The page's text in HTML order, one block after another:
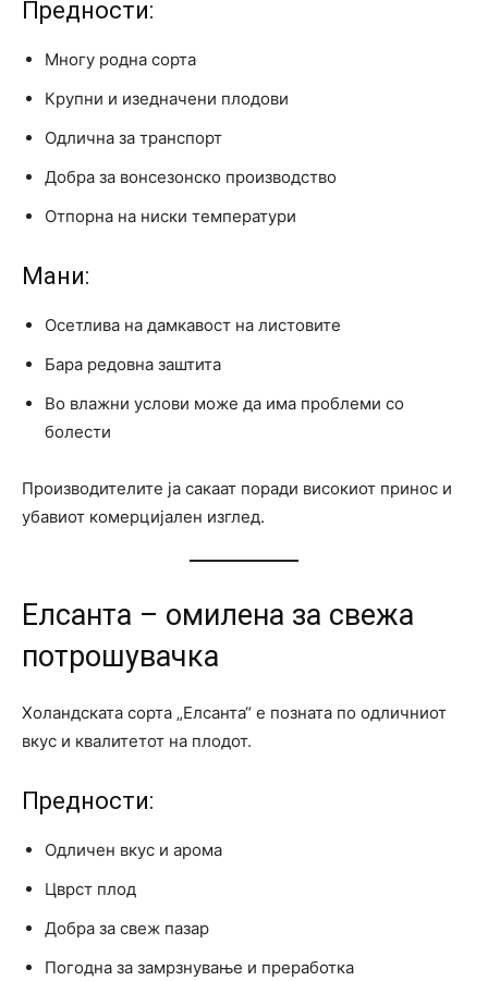
Предности:
Многу родна сорта
Крупни и изедначени плодови
Одлична за транспорт
Добра за вонсезонско производство
Отпорна на ниски температури
Мани:
Осетлива на дамкавост на листовите
Бара редовна заштита
Во влажни услови може да има проблеми со
болести
Производителите ја сакаат поради високиот принос и
убавиот комерцијален изглед.
Елсанта – омилена за свежа
потрошувачка
Холандската сорта „Елсанта“ е позната по одличниот
вкус и квалитетот на плодот.
Предности:
Одличен вкус и арома
Цврст плод
Добра за свеж пазар
Погодна за замрзнување и преработка